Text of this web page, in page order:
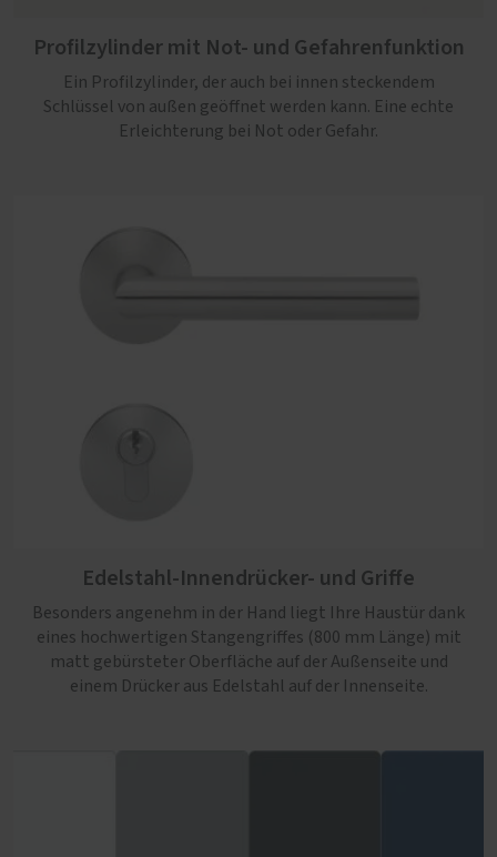
Profilzylinder mit Not- und Gefahrenfunktion
Ein Profilzylinder, der auch bei innen steckendem
Schlüssel von außen geöffnet werden kann. Eine echte
Erleichterung bei Not oder Gefahr.
Edelstahl-Innendrücker- und Griffe
Besonders angenehm in der Hand liegt Ihre Haustür dank
eines hochwertigen Stangengriffes (800 mm Länge) mit
matt gebürsteter Oberfläche auf der Außenseite und
einem Drücker aus Edelstahl auf der Innenseite.